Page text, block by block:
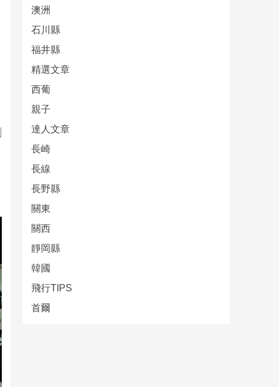
澳洲
石川縣
福井縣
精選文章
西葡
親子
達人文章
長崎
長線
長野縣
關東
關西
靜岡縣
韓國
飛行TIPS
首爾